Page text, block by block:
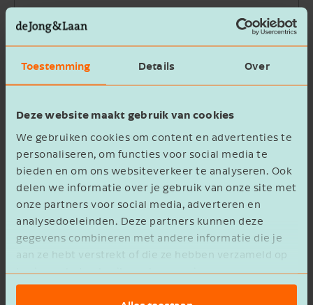
Toestemming Details Over
Deze website maakt gebruik van cookies
We gebruiken cookies om content en advertenties te
personaliseren, om functies voor social media te
bieden en om ons websiteverkeer te analyseren. Ook
delen we informatie over je gebruik van onze site met
onze partners voor social media, adverteren en
analysedoeleinden. Deze partners kunnen deze
gegevens combineren met andere informatie die je
aan ze hebt verstrekt of die ze hebben verzameld op
basis van het gebruik van hun services.
Bedrijfsnaam
Ik ga akkoord met hetprivacy statement
Verzenden